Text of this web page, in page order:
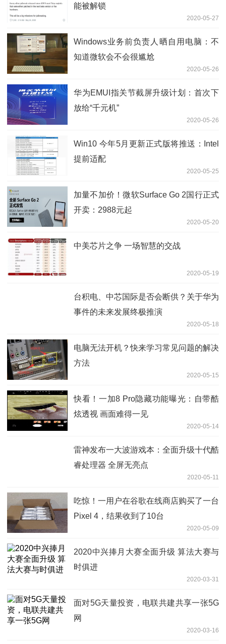
能被解锁
2020-05-27
Windows业务前负责人晒自用电脑：不
知道微软会不会很尴尬
2020-05-26
华为EMUI指关节截屏升级计划：首次下
放给“千元机”
2020-05-26
Win10 今年5月更新正式版将推送：Intel
提前适配
2020-05-25
加量不加价！微软Surface Go 2国行正式
开卖：2988元起
2020-05-20
中美芯片之争 一场智慧的交战
2020-05-19
台积电、中芯国际是否会断供？关于华为
事件的未来发展终极推演
2020-05-18
电脑无法开机？快来学习常见问题的解决
方法
2020-05-15
快看！一加8 Pro隐藏功能曝光：自带酷
炫透视 画面难得一见
2020-05-14
雷神发布一大波游戏本：全面升级十代酷
睿处理器 全屏无亮点
2020-05-11
吃惊！一用户在谷歌在线商店购买了一台
Pixel 4，结果收到了10台
2020-05-09
2020中兴捧月大赛全面升级 算法大赛与
时俱进
2020-03-31
面对5G天量投资，电联共建共享一张5G
网
2020-03-16